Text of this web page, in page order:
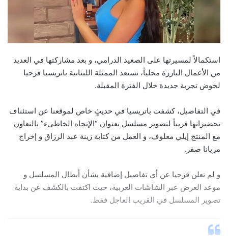
استكمالاً لمسيرتها على الصعيد الدرامي، و بعد مشاركتها في العديد
من الأعمال البارزة محلياً، تستعد الممثلة اللبنانية باتريسيا قزحيا
لخوض تجربة جديدة خلال الفترة المقبلة.
في التفاصيل، كشفت باتريسيا في حديثٍ خاص لموقعنا عن استئناف
تحضيراتها قريباً لتصوير مسلسل بعنوان “الإتجاه الخاطىء” بالتعاون
مع المنتج إيلي معلوف، و العمل من كتابة زينة عبد الرزاق و إخراج
مريانا صقر.
و لم تعلن قزحيا عن أي تفاصيل إضافية بشأن أبطال المسلسل و
موعد العرض عبر الشاشات العربية، حيث اكتفت بالكشف عن بداية
تصوير المسلسل في القريب العاجل فقط.